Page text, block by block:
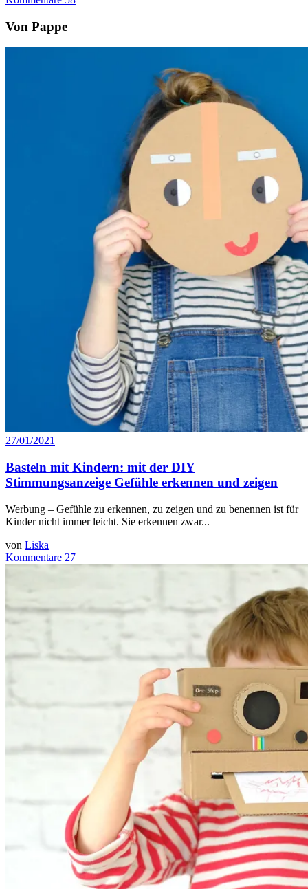
Von Pappe
27/01/2021
Basteln mit Kindern: mit der DIY
Stimmungsanzeige Gefühle erkennen und zeigen
Werbung – Gefühle zu erkennen, zu zeigen und zu benennen ist für
Kinder nicht immer leicht. Sie erkennen zwar...
von Liska
Kommentare 27